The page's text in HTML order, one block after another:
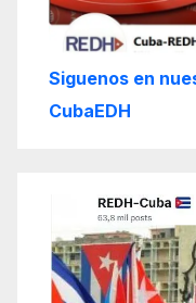
Siguenos en
CubaEDH